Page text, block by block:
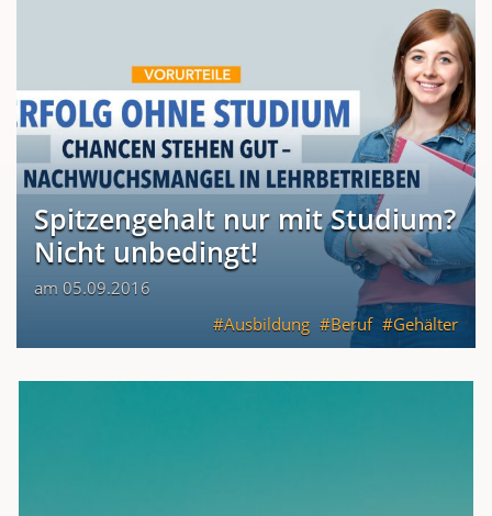
Spitzengehalt nur mit Studium?
Nicht unbedingt!
am 05.09.2016
Ausbildung
Beruf Gehälter